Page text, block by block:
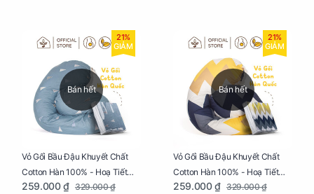
Bán hết
21%
GIẢM
Vỏ Gối Bầu Đậu Khuyết Chất
Cotton Hàn 100% - Hoạ Tiết
Thông Lạnh
259.000 ₫ 329.000 ₫
Bán hết
21%
GIẢM
Vỏ Gối Bầu Đậu Khuyết Chất
Cotton Hàn 100% - Hoạ Tiết
Ziczac
259.000 ₫ 329.000 ₫